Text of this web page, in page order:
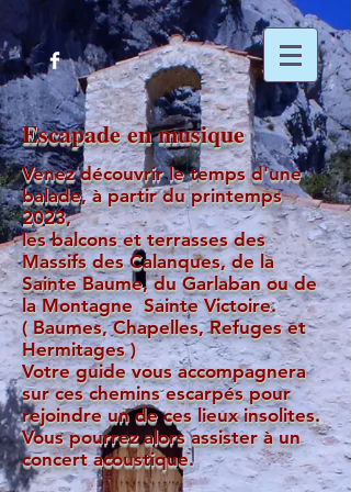
Escapade en musique
Venez découvrir le temps d'une
balade, à partir du printemps
2023,
les balcons et terrasses des
Massifs des Calanques, de la
Sainte Baume, du Garlaban ou de
la Montagne Sainte Victoire.
( Baumes, Chapelles, Refuges et
Hermitages )
Votre guide vous accompagnera
sur ces chemins escarpés pour
rejoindre un de ces lieux insolites.
Vous pourrez alors assister à un
concert acoustique.